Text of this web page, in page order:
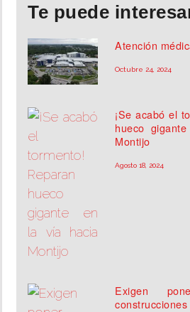
Te puede
Atención
Octubre 24, 2024
¡Se acabó el
hueco
Montijo
Agosto 18, 2024
Exigen